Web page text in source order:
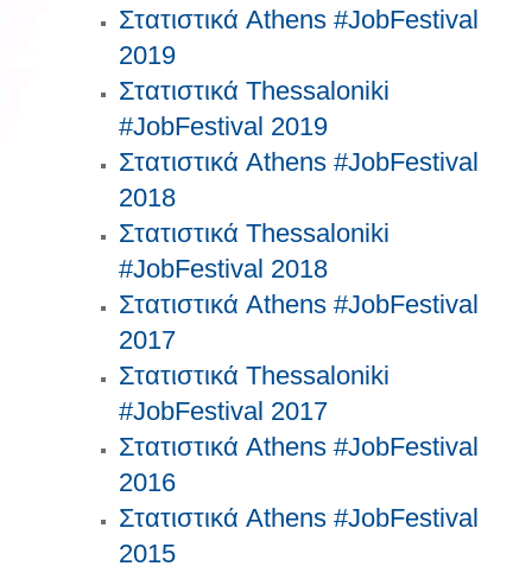
Στατιστικά Athens #JobFestival
2019
Στατιστικά Thessaloniki
#JobFestival 2019
Στατιστικά Athens #JobFestival
2018
Στατιστικά Thessaloniki
#JobFestival 2018
Στατιστικά Athens #JobFestival
2017
Στατιστικά Thessaloniki
#JobFestival 2017
Στατιστικά Athens #JobFestival
2016
Στατιστικά Athens #JobFestival
2015